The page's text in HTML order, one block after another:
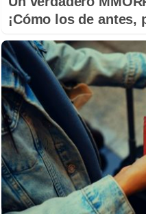
¡Cómo los de antes,